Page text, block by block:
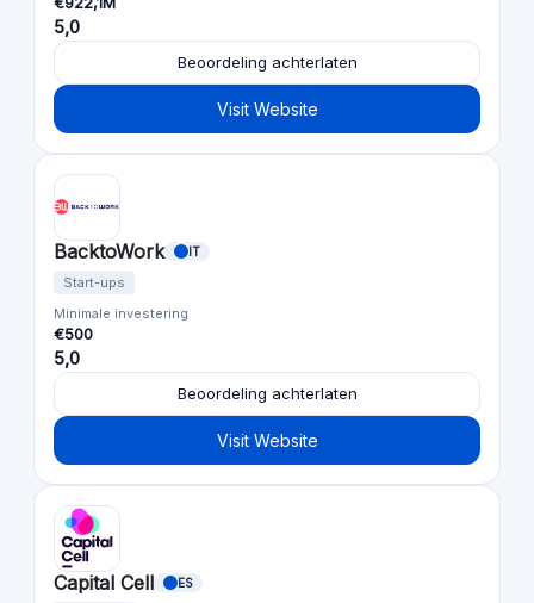
5,0
Beoordeling achterlaten
Visit Website
BacktoWork IT
Start-ups
Minimale investering
€500
5,0
Beoordeling achterlaten
Visit Website
Capital Cell ES